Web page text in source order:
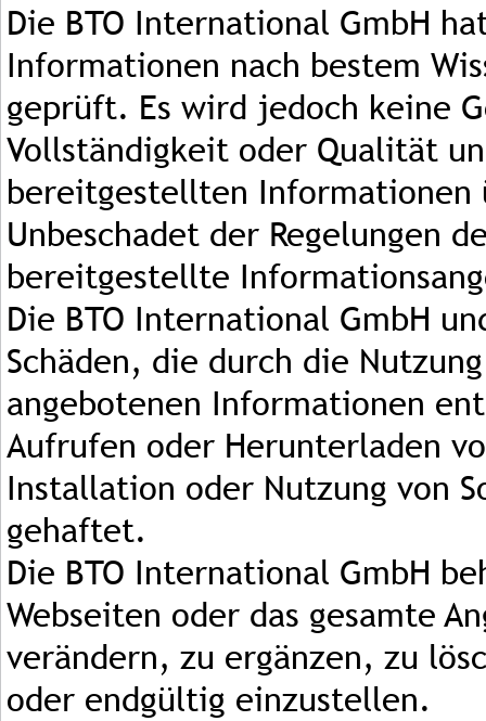
Die BTO International GmbH
Informationen nach bestem
geprüft. Es wird jedoch keine
Vollständigkeit oder Qualität
bereitgestellten Informationen
Unbeschadet der Regelungen
bereitgestellte
Die BTO International GmbH
Schäden, die durch die
angebotenen Informationen
Aufrufen oder Herunterladen
Installation oder Nutzung von
gehaftet.
Die BTO International GmbH
Webseiten oder das gesamte
verändern, zu ergänzen, zu
oder endgültig einzustellen.